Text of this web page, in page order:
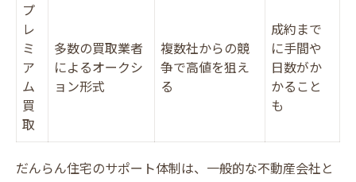
プ
レ
ミ
ア
ム
買
取
多数の買取業者
によるオークシ
ョン形式
複数社からの競
争で高値を狙え
る
成約まで
に手間や
日数がか
かること
も
だんらん住宅のサポート体制は、一般的な不動産会社と